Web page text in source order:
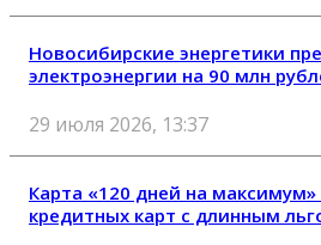
Новосибирские энергетики
электроэнергии на 90 млн
29 июля 2026, 13:37
Карта «120 дней на
кредитных карт с длинным